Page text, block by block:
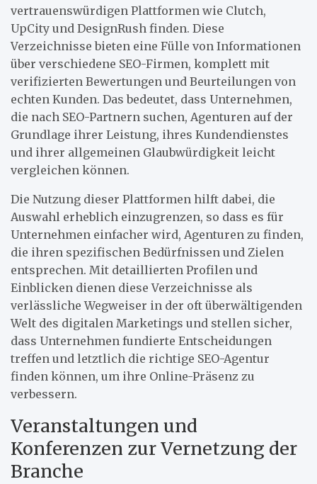
vertrauenswürdigen Plattformen wie Clutch,
UpCity und DesignRush finden. Diese
Verzeichnisse bieten eine Fülle von Informationen
über verschiedene SEO-Firmen, komplett mit
verifizierten Bewertungen und Beurteilungen von
echten Kunden. Das bedeutet, dass Unternehmen,
die nach SEO-Partnern suchen, Agenturen auf der
Grundlage ihrer Leistung, ihres Kundendienstes
und ihrer allgemeinen Glaubwürdigkeit leicht
vergleichen können.
Die Nutzung dieser Plattformen hilft dabei, die
Auswahl erheblich einzugrenzen, so dass es für
Unternehmen einfacher wird, Agenturen zu finden,
die ihren spezifischen Bedürfnissen und Zielen
entsprechen. Mit detaillierten Profilen und
Einblicken dienen diese Verzeichnisse als
verlässliche Wegweiser in der oft überwältigenden
Welt des digitalen Marketings und stellen sicher,
dass Unternehmen fundierte Entscheidungen
treffen und letztlich die richtige SEO-Agentur
finden können, um ihre Online-Präsenz zu
verbessern.
Veranstaltungen und
Konferenzen zur Vernetzung der
Branche